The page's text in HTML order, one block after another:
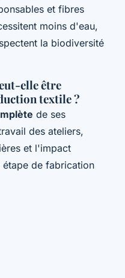
et fibres
moins d'eau,
la biodiversité
elle être
textile ?
de ses
des ateliers,
et l'impact
étape de fabrication